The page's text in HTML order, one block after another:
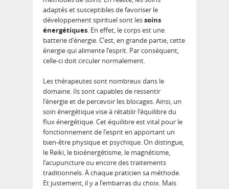
adaptés et susceptibles de favoriser le
développement spirituel sont lessoins
énergétiques. En effet, le corps est une
batterie d’énergie. C’est, en grande partie, cette
énergie qui alimente l’esprit. Par conséquent,
celle-ci doit circuler normalement.
Les thérapeutes sont nombreux dans le
domaine. Ils sont capables de ressentir
l’énergie et de percevoir les blocages. Ainsi, un
soin énergétique vise à rétablir l’équilibre du
flux énergétique. Cet équilibre est vital pour le
fonctionnement de l’esprit en apportant un
bien-être physique et psychique. On distingue,
le Reiki, le bioénergétisme, le magnétisme,
l’acupuncture ou encore des traitements
traditionnels. À chaque praticien sa méthode.
Et justement, il y a l’embarras du choix. Mais